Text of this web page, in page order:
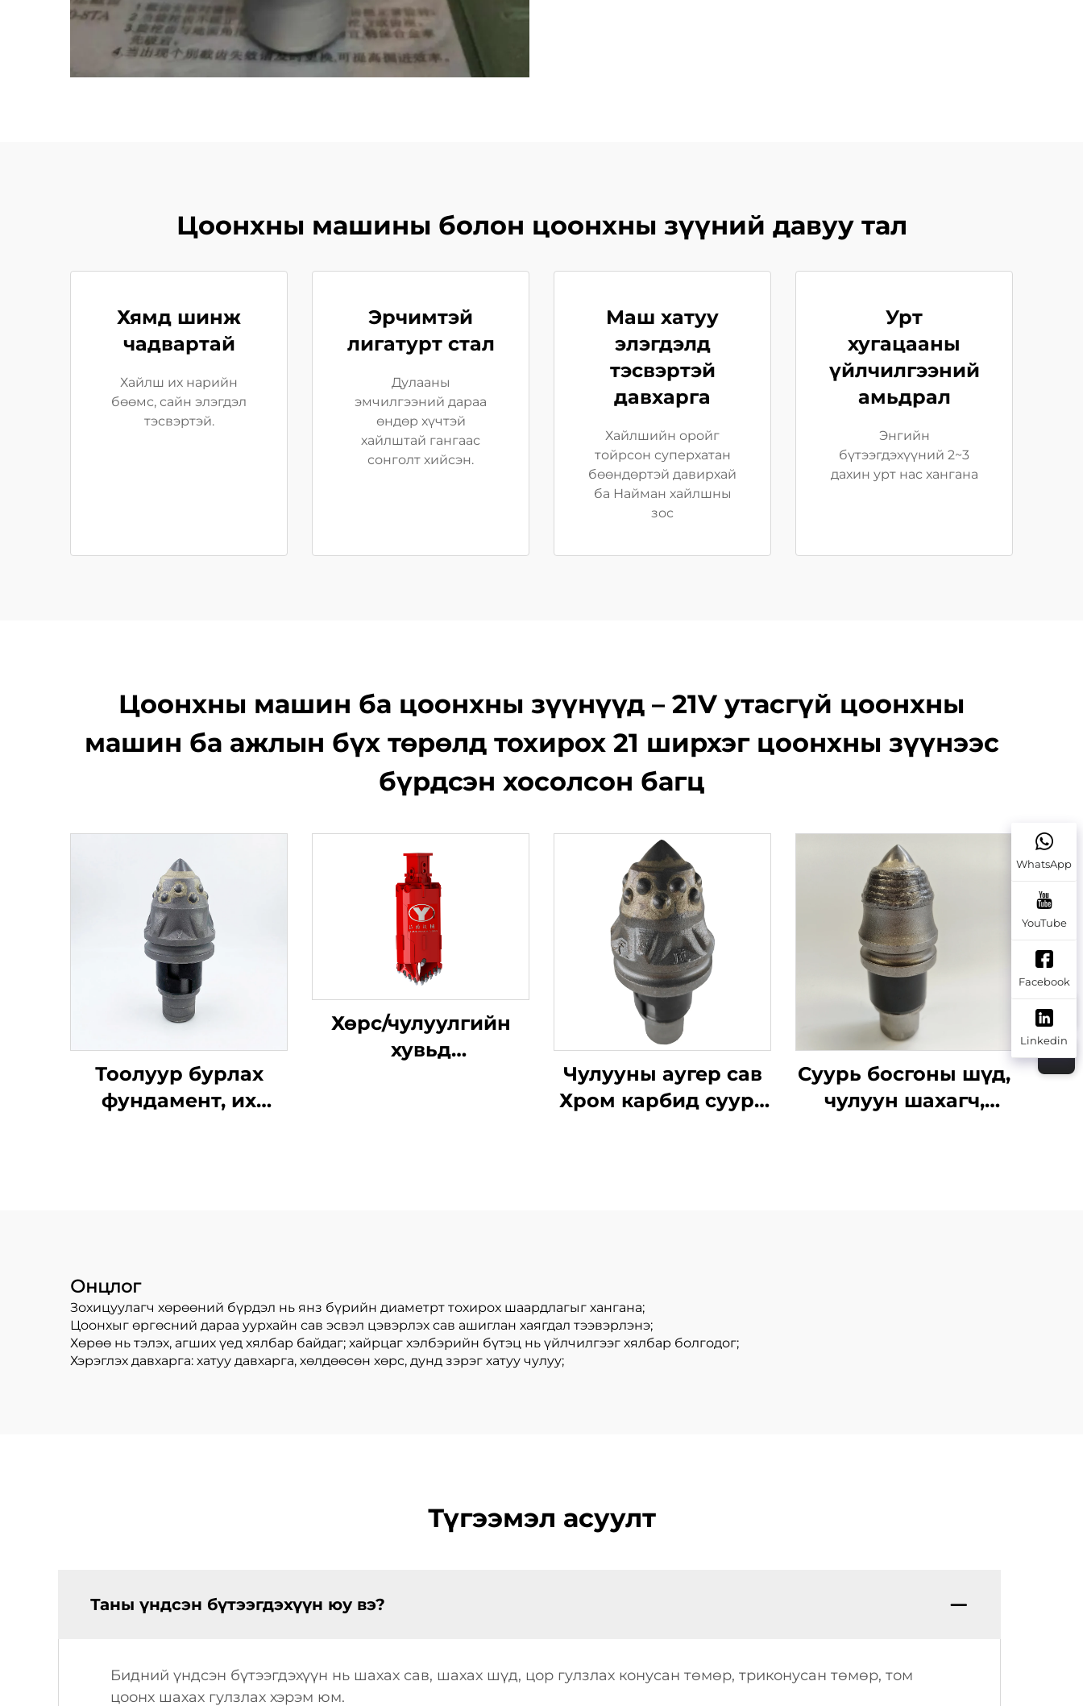
Цоонхны машины болон цоонхны зүүний давуу тал
Хямд шинж
чадвартай
Хайлш их нарийн
бөөмс, сайн элэгдэл
тэсвэртэй.
Эрчимтэй
лигатурт стал
Дулааны
эмчилгээний дараа
өндөр хүчтэй
хайлштай гангаас
сонголт хийсэн.
Маш хатуу
элэгдэлд
тэсвэртэй
давхарга
Хайлшийн оройг
тойрсон суперхатан
бөөндөртэй давирхай
ба Найман хайлшны
зос
Урт
хугацааны
үйлчилгээний
амьдрал
Энгийн
бүтээгдэхүүний 2~3
дахин урт нас хангана
Цоонхны машин ба цоонхны зүүнүүд – 21V утасгүй цоонхны
машин ба ажлын бүх төрөлд тохирох 21 ширхэг цоонхны зүүнээс
бүрдсэн хосолсон багц
Тоолуур бурлах
фундамент, их
Хөрс/чулуулгийн
хувьд
Чулууны аугер сав
Хром карбид суурь
Суурь босгоны шүд,
чулуун шахагч,
Онцлог
Зохицуулагч хөрөөний бүрдэл нь янз бүрийн диаметрт тохирох шаардлагыг хангана;
Цоонхыг өргөсний дараа уурхайн сав эсвэл цэвэрлэх сав ашиглан хаягдал тээвэрлэнэ;
Хөрөө нь тэлэх, агших үед хялбар байдаг; хайрцаг хэлбэрийн бүтэц нь үйлчилгээг хялбар болгодог;
Хэрэглэх давхарга: хатуу давхарга, хөлдөөсөн хөрс, дунд зэрэг хатуу чулуу;
Түгээмэл асуулт
Таны үндсэн бүтээгдэхүүн юу вэ?
Бидний үндсэн бүтээгдэхүүн нь шахах сав, шахах шүд, цор гулзлах конусан төмөр, триконусан төмөр, том
цоонх шахах гулзлах хэрэм юм.
WhatsApp
YouTube
Facebook
Linkedin